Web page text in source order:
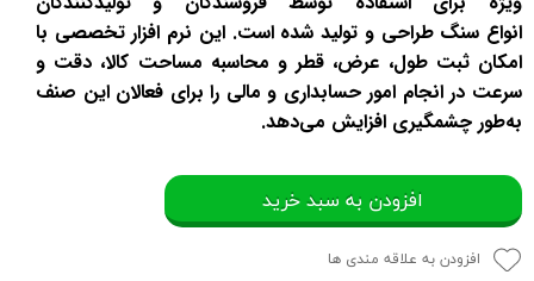
انواع سنگ طراحی و تولید شده است. این نرم‌ افزار تخصصی با
امکان ثبت طول، عرض، قطر و محاسبه مساحت کالا، دقت و
سرعت در انجام امور حسابداری و مالی را برای فعالان این صنف
به‌طور چشمگیری افزایش می‌دهد.
افزودن به سبد خرید
افزودن به علاقه مندی ها